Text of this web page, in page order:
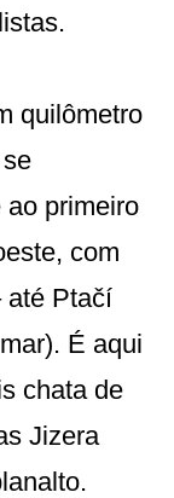
quilômetro
ao primeiro
com
até Ptačí
É aqui
chata de
Jizera